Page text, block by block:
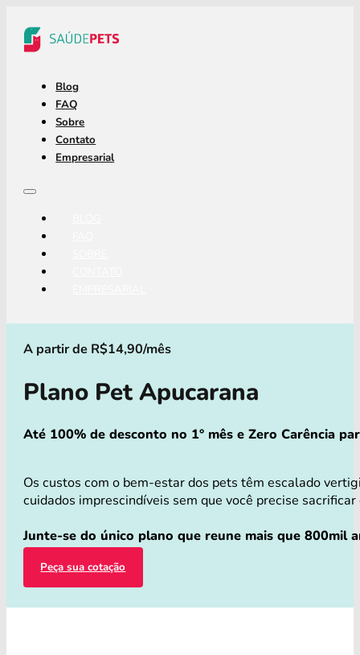
Blog
FAQ
Sobre
Contato
Empresarial
A partir de R$14,90/mês
Plano Pet Apucarana
Até 100% de desconto no 1° mês e Zero Carência
Os custos com o bem-estar dos pets têm escalado
cuidados imprescindíveis sem que você precise
Junte-se do único plano que reune mais que 800mil
Peça sua cotação